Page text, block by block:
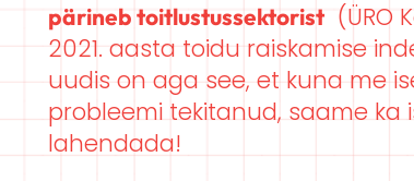
pärineb toitlustussektorist (ÜRO
2021. aasta toidu raiskamise
uudis on aga see, et kuna me
probleemi tekitanud, saame ka
lahendada!